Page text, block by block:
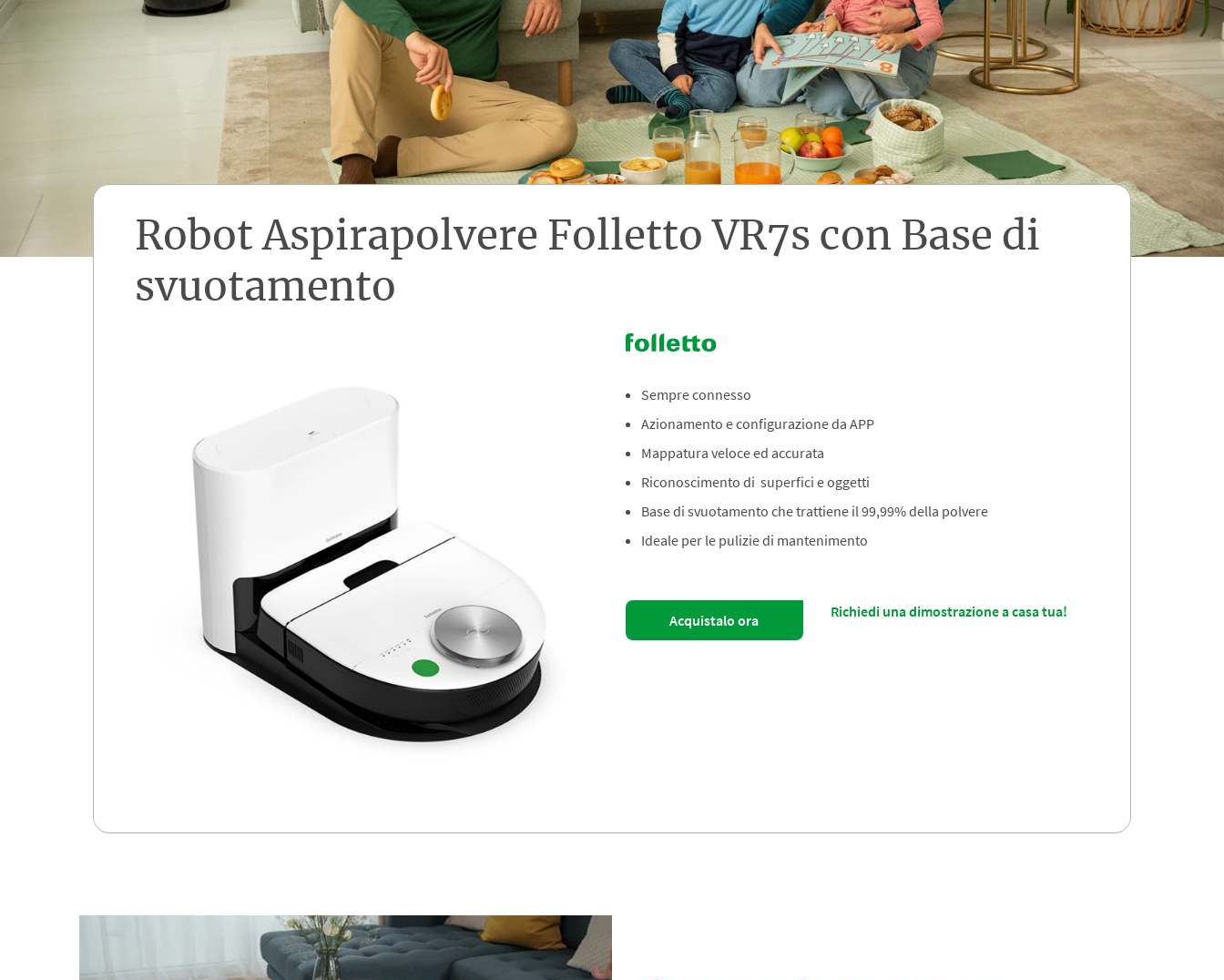
Robot Aspirapolvere Folletto VR7s con Base di
svuotamento
Sempre connesso
Azionamento e configurazione da APP
Mappatura veloce ed accurata
Riconoscimento di superfici e oggetti
Base di svuotamento che trattiene il 99,99% della polvere
Ideale per le pulizie di mantenimento
Acquistalo ora Richiedi una dimostrazione a casa tua!